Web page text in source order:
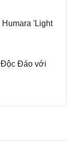
Humara 'Light
Độc Đáo với